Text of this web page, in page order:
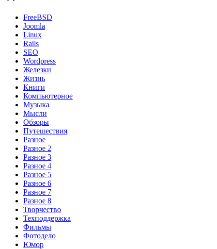
FreeBSD
Joomla
Linux
Rails
SEO
Wordpress
Железки
Жизнь
Книги
Компьютерное
Музыка
Мысли
Обзоры
Путешествия
Разное
Разное 2
Разное 3
Разное 4
Разное 5
Разное 6
Разное 7
Разное 8
Творчество
Техподдержка
Фильмы
Фотодело
Юмор